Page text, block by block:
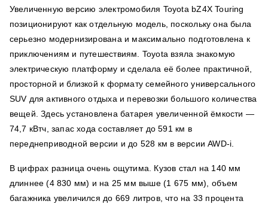
Увеличенную версию электромобиля Toyota bZ4X Touring
позиционируют как отдельную модель, поскольку она была
серьезно модернизирована и максимально подготовлена к
приключениям и путешествиям. Toyota взяла знакомую
электрическую платформу и сделала её более практичной,
просторной и близкой к формату семейного универсального
SUV для активного отдыха и перевозки большого количества
вещей. Здесь установлена батарея увеличенной ёмкости —
74,7 кВтч, запас хода составляет до 591 км в
переднеприводной версии и до 528 км в версии AWD-i.
В цифрах разница очень ощутима. Кузов стал на 140 мм
длиннее (4 830 мм) и на 25 мм выше (1 675 мм), объем
багажника увеличился до 669 литров, что на 33 процента